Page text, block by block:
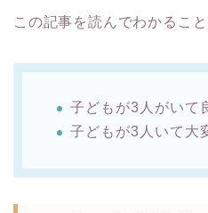
この記事を読んでわかること
子どもが3人がいて
子どもが3人いて大